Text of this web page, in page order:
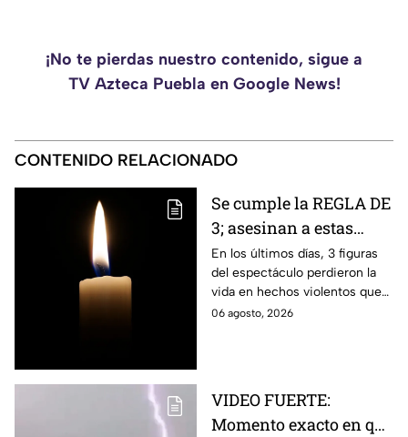
¡No te pierdas nuestro contenido, sigue a
TV Azteca Puebla en Google News!
CONTENIDO RELACIONADO
Se cumple la REGLA DE
3; asesinan a estas
figuras del espectáculo
en los últimos días
En los últimos días, 3 figuras
del espectáculo perdieron la
vida en hechos violentos que
han conmocionado a la
06 agosto, 2026
VIDEO FUERTE:
Momento exacto en que